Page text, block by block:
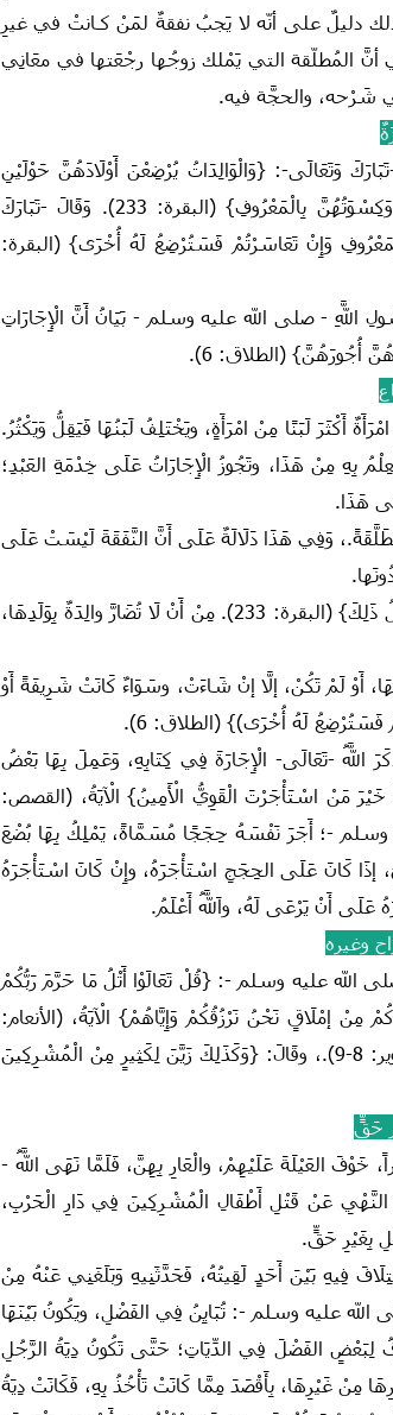
دليلٌ على أنّه لا يَجبُ نفقةٌ لمَنْ كـانتْ في غيرِ
أنَّ المُطلّقة التي يَمْلك زوجُها رجْعَتها في معَانِي
شَرْحه، والحجَّة فيه.
وَتَعَالَى‏-:‏ {وَالْوَالِدَاتُ يُرْضِعْنَ أَوْلَادَهُنَّ حَوْلَيْنِ
كَامِلَيْنِ لِمَنْ أَرَادَ أَنْ يُتِمَّ الرَّضَاعَةَ وَعَلَى الْمَوْلُودِ لَهُ رِزْقُهُنَّ وَكِسْوَتُهُنَّ بِالْمَعْرُوفِ} (البقرة: 233).‏ وَقَالَ -تَبَارَكَ
وَإِنْ تَعَاسَرْتُمْ فَسَتُرْضِعُ لَهُ أُخْرَى} (البقرة:
‏- صلى الله عليه وسلم -‏ بَيَانُ أَنَّ الْإِجَارَاتِ
أُجُورَهُنَّ} (الطلاق: 6).
أَكْثَرَ لَبَنًا مِنْ امْرَأَةٍ، ‏ويَخْتَلِفُ لَبَنُهَا فَيَقِلُّ وَيَكْثُرُ‏.‏
بِهِ مِنْ هَذَا، وتَجُوزُ الْإِجَارَاتُ عَلَى خِدْمَةِ العَبْدِ؛‏
هَذَا.
وَفِي هَذَا دَلَالَةٌ‏ عَلَى أَنَّ النَّفَقَةَ لَيْسَتْ عَلَى
قَالَ ابْنُ عَبَّاسٍ فِي قَوْلِ اللَّهِ -عَزَّ وَجَلَّ-‏:‏ {وَعَلَى الْوَارِثِ مِثْلُ ذَلِكَ} (البقرة: 233). مِنْ أَنْ لَا تُضَارَّ والِدَةٌ بِوَلَدِهَا،
أَوْ لَمْ تَكُنْ، إلَّا إنْ شَاءَتْ، وسَوَاءٌ كَانَتْ شَرِيفَةً‏ أَوْ
لَهُ أُخْرَى)} (الطلاق: 6‏).‏
-‏تَعَالَى-‏ الْإِجَارَةَ فِي كِتَابِهِ،‏ وَعَمِلَ بِهَا بَعْضُ
خَيْرَ مَنْ اسْتَأْجَرْتَ الْقَوِيُّ الْأَمِينُ‏} الْآيَةُ، (القصص:
وسلم -؛ أَجَرَ نَفْسَهُ‏ حِجَجًا مُسَمَّاةً،‏ يَمْلِكُ بِهَا بُضْعَ
إذَا كَانَ عَلَى الحِجَجِ اسْتَأْجَرَهُ‏، وإِنْ كَانَ اسْتَأْجَرَهُ
عَلَى أَنْ يَرْعَى لَهُ، واَللَّهُ أَعْلَمُ‏.‏
وغيرِه
الله عليه وسلم -: {قُلْ تَعَالَوْا أَتْلُ مَا حَرَّمَ رَبُّكُمْ
مِنْ إمْلَاقٍ نَحْنُ نَرْزُقُكُمْ وَإِيَّاهُمْ} الْآيَةُ، (الأنعام:
151)، وقَالَ:‏ ‏{وَإِذَا الْمَوْءُودَةُ سُئِلَتْ (8) بِأَيِّ ذَنْبٍ قُتِلَتْ} (التكوير: 8-9).، وقَالَ:‏ ‏{وَكَذَلِكَ زَيَّنَ لِكَثِيرٍ مِنْ الْمُشْرِكِينَ
حَقٍّ
العَيْلَةَ عَلَيْهِمْ،‏ والْعَارِ بِهِنَّ، فَلَمَّا نَهَى اللَّهُ ‏-
عَنْ قَتْلِ أَطْفَالِ الْمُشْرِكِينَ فِي دَارِ الْحَرْبِ،
بِغَيْرِ حَقٍّ.‏
فِيهِ بَيْنَ أَحَدٍ لَقِيتُهُ، فَحَدَّثَنِيهِ وَبَلَغَنِي عَنْهُ مِنْ
عليه وسلم -‏:‏ تُبَايِنُ فِي الفَضْلِ،‏ ويَكُونُ بَيْنَهَا
لِبَعْضٍ الفَضْلَ فِي الدِّيَاتِ؛ حَتَّى تَكُونُ دِيَةُ الرَّجُلِ
مِنْ غَيْرِهَا، بِأَقْصَدَ مِمَّا كَانَتْ تَأْخُذُ بِهِ، فَكَانَتْ دِيَةُ